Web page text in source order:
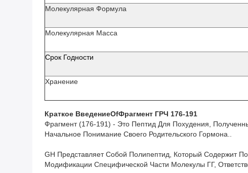
Молекулярная Формула
Молекулярная Масса
Срок Годности
Хранение
Краткое ВведениеОFФрагмент ГРЧ 176-191
Фрагмент (176-191) - Это Пептид Для Похудения,
Начальное Понимание Своего Родительского Гормона..
GH Представляет Собой Полипептид, Который Содержит
Модификации Специфической Части Молекулы ГГ,